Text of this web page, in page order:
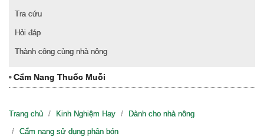
Tra cứu
Hỏi đáp
Thành công cùng nhà nông
Cẩm Nang Thuốc Muỗi
Trang chủ Kinh Nghiệm Hay
Dành cho nhà nông
Cẩm nang sử dụng phân bón